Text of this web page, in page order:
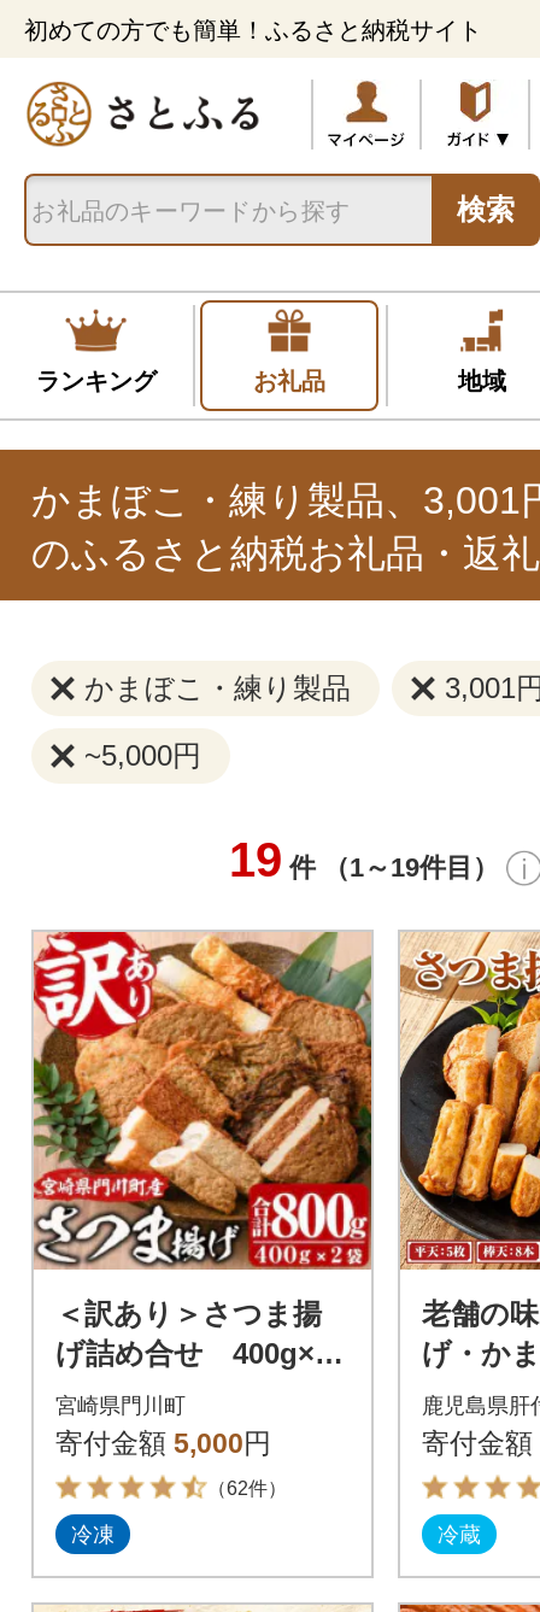
初めての方でも簡単！ふるさと納税サイト
検索
ランキング お礼品 地域
かまぼこ・練り製品、3,001
のふるさと納税お礼品・返
かまぼこ・練り製品 3,001
~5,000円
19 件 （1～19件目）
＜訳あり＞さつま揚
げ詰め合せ 400g×2
袋(800g)
宮崎県門川町
寄付金額 5,000円
（62件）
冷凍
老舗の
げ・か
A (3種)
鹿児島県肝
寄付金額
冷蔵